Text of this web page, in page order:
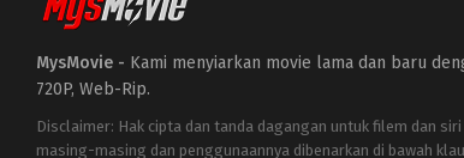
MysMovie - Kami menyiarkan movie lama dan baru
720P, Web-Rip.
Disclaimer: Hak cipta dan tanda dagangan untuk filem dan
masing-masing dan penggunaannya dibenarkan di bawah